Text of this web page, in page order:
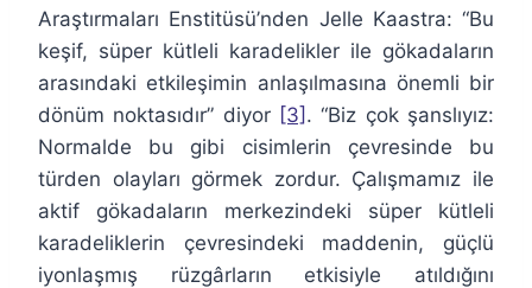
Araştırmaları Enstitüsü’nden Jelle Kaastra: “Bu
keşif, süper kütleli karadelikler ile gökadaların
arasındaki etkileşimin anlaşılmasına önemli bir
dönüm noktasıdır” diyor [3] . “Biz çok şanslıyız:
Normalde bu gibi cisimlerin çevresinde bu
türden olayları görmek zordur. Çalışmamız ile
aktif gökadaların merkezindeki süper kütleli
karadeliklerin çevresindeki maddenin, güçlü
iyonlaşmış rüzgârların etkisiyle atıldığını